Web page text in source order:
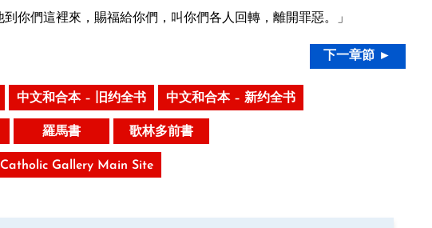
你們這裡來，賜福給你們，叫你們各人回轉，離開罪惡。」
下一章節 ►
中文和合本 – 旧约全书 中文和合本 – 新约全书
羅馬書 歌林多前書
Gallery Main Site